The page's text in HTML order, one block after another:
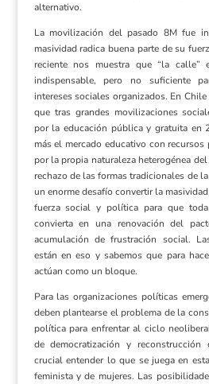
alternativo.
La movilización del pasado 8M fue
masividad radica buena parte de su
reciente nos muestra que “la calle”
indispensable, pero no suficiente
intereses sociales organizados. En
que tras grandes movilizaciones
por la educación pública y gratuita en
más el mercado educativo con
por la propia naturaleza heterogénea
rechazo de las formas tradicionales de
un enorme desafío convertir la
fuerza social y política para que
convierta en una renovación del
acumulación de frustración social.
están en eso y sabemos que para
actúan como un bloque.
Para las organizaciones políticas
deben plantearse el problema de la
política para enfrentar al ciclo
de democratización y reconstrucción
crucial entender lo que se juega en
feminista y de mujeres. Las